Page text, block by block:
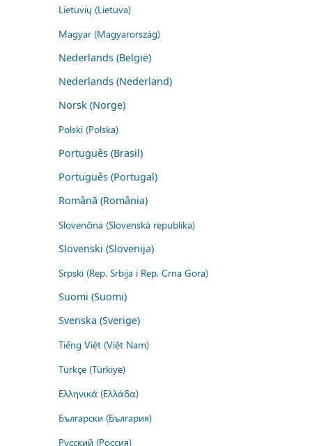
Lietuvių (Lietuva)
Magyar (Magyarország)
Nederlands (België)
Nederlands (Nederland)
Norsk (Norge)
Polski (Polska)
Português (Brasil)
Português (Portugal)
Română (România)
Slovenčina (Slovenská republika)
Slovenski (Slovenija)
Srpski (Rep. Srbija i Rep. Crna Gora)
Suomi (Suomi)
Svenska (Sverige)
Tiếng Việt (Việt Nam)
Türkçe (Türkiye)
Ελληνικά (Ελλάδα)
Български (България)
Русский (Россия)